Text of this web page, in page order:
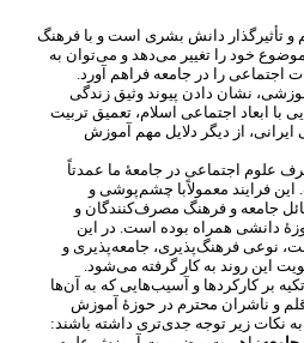
و تأثیرگذار دانش بشری است و با فرهنگ
خود را تغییر میدهد و میتوان به
اجتماعی را در جامعه فراهم آورد.
نشان دادن پیوند وثیق زندگی
با ابعاد اجتماعی اسلام، تعمیق تربیت
از دیگر دلایل مهم آموزش
علوم اجتماعی در جامعۀ ما عمدتاً
فرایند معمولاًبا چشمپوشی و
جامعه و فرهنگ مصرفکنندگان و
دانشی همراه بوده است. در این
نوعی فرهنگپذیری، جامعهپذیری و
این روند به کار گرفته میشود.
بر کارکردها و آسیبهایی که به آنها
و ناشران محترم در حوزۀ آموزش
به نکات زیر توجه جدیتری داشته باشند: